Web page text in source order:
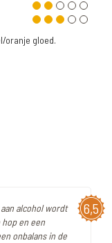
oranje gloed.
6,5
alcohol wordt
en een
onbalans in de